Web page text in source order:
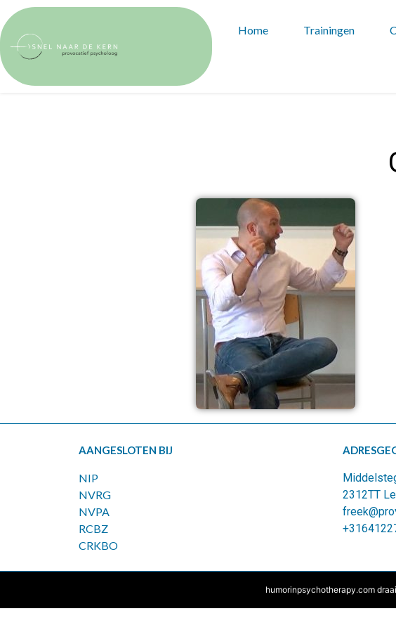
Home Trainingen
AANGESLOTEN BIJ
NIP
NVRG
NVPA
RCBZ
CRKBO
2312TT
humorinpsychotherapy.com